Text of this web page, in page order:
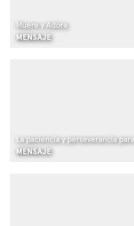
Muere y Adora
MENSAJE
La paciencia y perseverancia
MENSAJE